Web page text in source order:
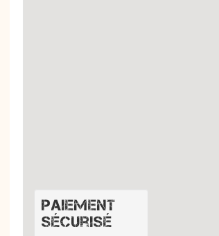
Paiement
sécurisé